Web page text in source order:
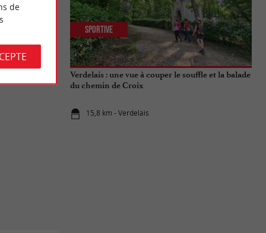
Verdelais : une vue à couper le souffle et la balade
du chemin de Croix
15,8 km - Verdelais
Sportive
de